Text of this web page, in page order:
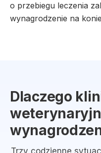
o przebiegu leczenia
wynagrodzenie na
Dlaczego
Trzy codzienne